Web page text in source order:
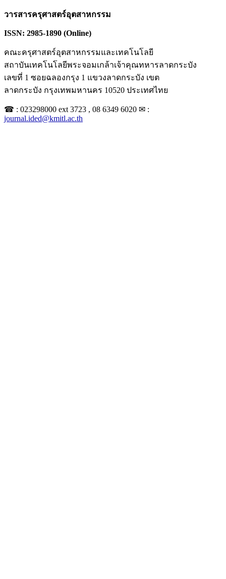
วารสารครุศาสตร์อุตสาหกรรม
ISSN: 2985-1890 (Online)
คณะครุศาสตร์อุตสาหกรรมและเทคโนโลยี
สถาบันเทคโนโลยีพระจอมเกล้าเจ้าคุณทหารลาดกระบัง
เลขที่ 1 ซอยฉลองกรุง 1 แขวงลาดกระบัง เขต
ลาดกระบัง กรุงเทพมหานคร 10520 ประเทศไทย
☎ : 023298000 ext 3723 , 08 6349 6020 ✉ :
journal.ided@kmitl.ac.th